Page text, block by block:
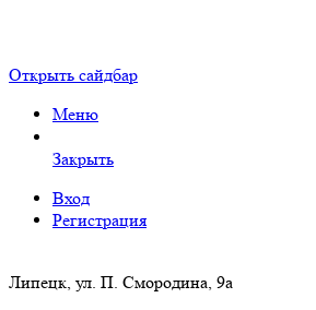
Открыть сайдбар
Меню
Закрыть
Вход
Регистрация
Липецк, ул. П. Смородина, 9а